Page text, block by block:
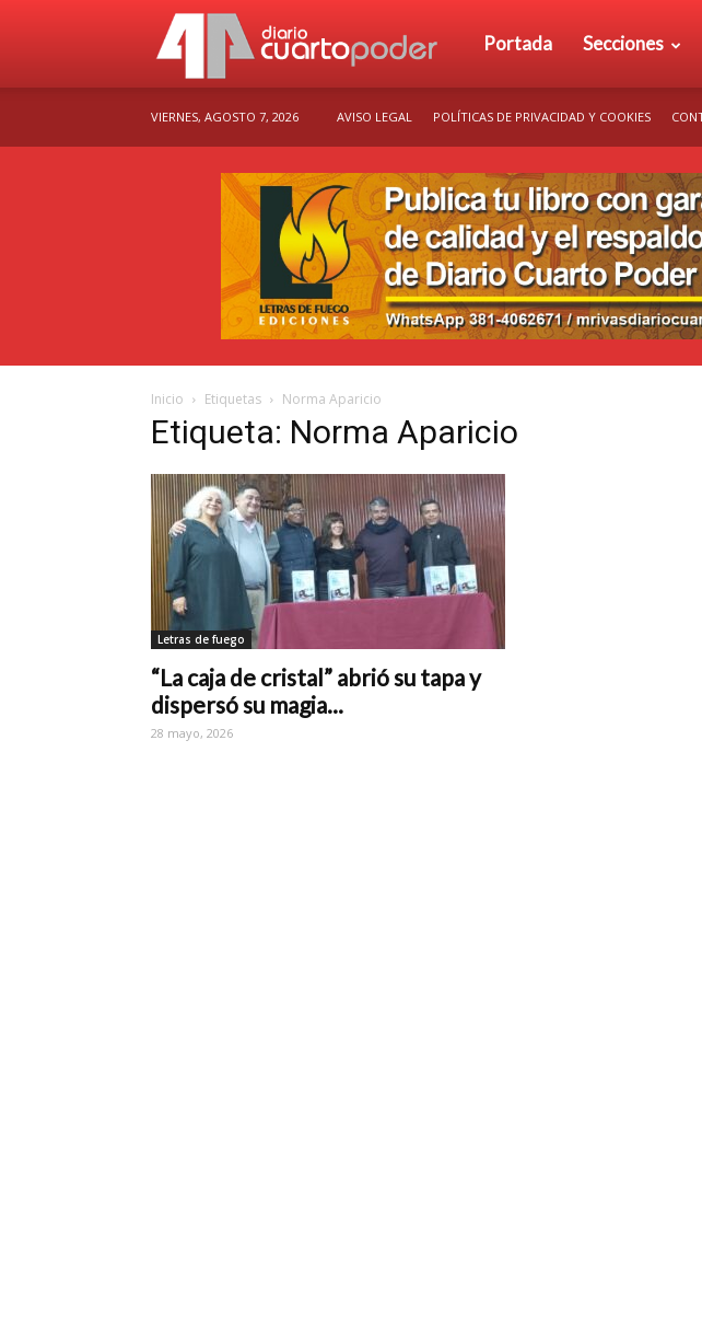
Diario
Poder
Portada Secciones
VIERNES, AGOSTO 7, 2026 AVISO LEGAL POLÍTICAS DE PRIVACIDAD Y COOKIES
Inicio Etiquetas Norma Aparicio
Etiqueta: Norma Aparicio
Letras de fuego
“La caja de cristal” abrió su tapa y
dispersó su magia...
28 mayo, 2026